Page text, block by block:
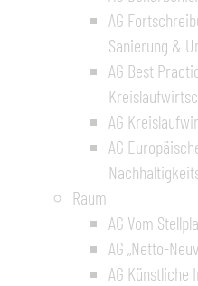
AG
Sanierung &
AG Best
AG
AG
Raum
AG Vom
AG „Netto-
AG Künstliche